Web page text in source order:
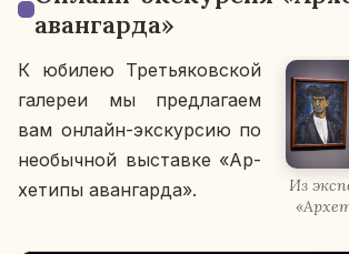
аван­гар­да»
Из
К юбилею Тре­тья­ков­ской
га­ле­реи мы пред­ла­га­ем
вам онлайн-экс­кур­сию по
необыч­ной вы­став­ке «Ар­
хе­ти­пы аван­гар­да».